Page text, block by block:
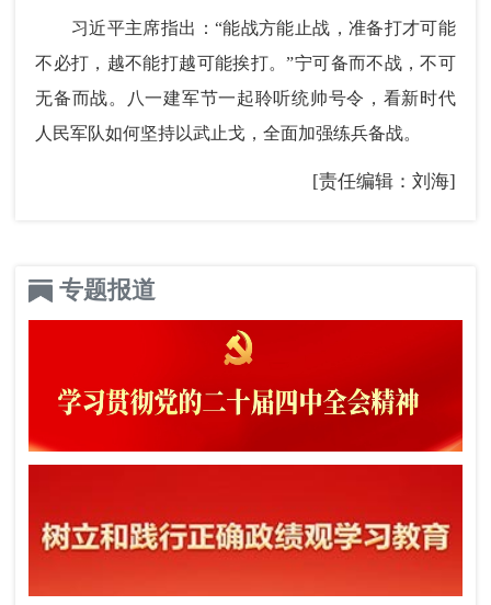
习近平主席指出：“能战方能止战，准备打才可能
不必打，越不能打越可能挨打。”宁可备而不战，不可
无备而战。八一建军节一起聆听统帅号令，看新时代
人民军队如何坚持以武止戈，全面加强练兵备战。
[责任编辑：刘海]
专题报道